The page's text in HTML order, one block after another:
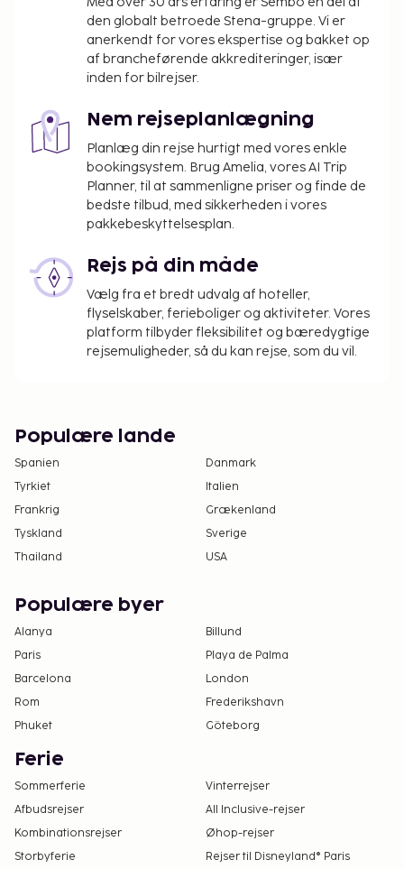
Ovenstående liste er muligvis ikke fuldstændig.
Gebyrer og depositummer inkluderer muligvis ikke
skat og kan ændres uden varsel.
under 18 år, skal fremvise barnets fødselsattest
eller billed-ID (f.eks. pas) ved indtjekning. Ved
internationale rejser til Brasilien, hvor barnet
kun rejser med en forælder eller værge, skal
den pågældende forælder eller værge – ud
over barnets fødselsattest og billed-ID - også
notarielt og underskrevet af begge forældre. I
tilfælde af at den pågældende forælder eller
værge ikke kan/vil give dette samtykke, er en
retslig bemyndigelse påkrævet. Personer, der
planlægger at rejse til Brasilien med børn, skal
en mobilenhed.
den globalt betroede Stena-gruppe. Vi er
anerkendt for vores ekspertise og bakket op
af brancheførende akkrediteringer, især
inden for bilrejser.
Nem rejseplanlægning
Planlæg din rejse hurtigt med vores enkle
bookingsystem. Brug Amelia, vores AI Trip
Planner, til at sammenligne priser og finde de
bedste tilbud, med sikkerheden i vores
pakkebeskyttelsesplan.
Rejs på din måde
Vælg fra et bredt udvalg af hoteller,
flyselskaber, ferieboliger og aktiviteter. Vores
platform tilbyder fleksibilitet og bæredygtige
rejsemuligheder, så du kan rejse, som du vil.
Populære lande
Spanien
Danmark
Tyrkiet
Italien
Frankrig
Grækenland
Tyskland
Sverige
Thailand
USA
Populære byer
Alanya
Billund
Paris
Playa de Palma
Barcelona
London
Rom
Frederikshavn
Phuket
Göteborg
Ferie
Sommerferie
Vinterrejser
Afbudsrejser
All Inclusive-rejser
Kombinationsrejser
Øhop-rejser
Storbyferie
Rejser til Disneyland® Paris